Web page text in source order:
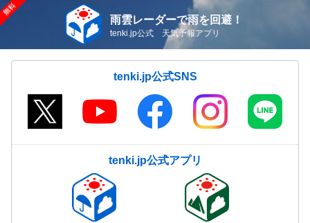
雨雲レーダーで雨を回避！
tenki.jp公式 天気予報アプリ
tenki.jp公式SNS
tenki.jp公式アプリ